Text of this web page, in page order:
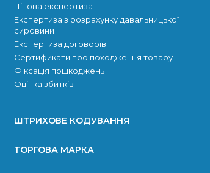
Цінова експертиза
Експертиза з розрахунку давальницької
сировини
Експертиза договорів
Сертификати про походження товару
Фіксація пошкоджень
Оцінка збитків
ШТРИХОВЕ КОДУВАННЯ
ТОРГОВА МАРКА